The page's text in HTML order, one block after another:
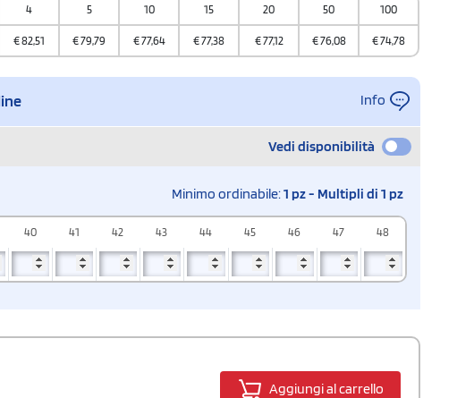
4 5 10 15 20 50 100
€82,51 €79,79 €77,64 €77,38 €77,12 €76,08 €74,78
Info
Vedi disponibilità
Minimo ordinabile:1 pz - Multipli di 1 pz
40 41 42 43 44 45 46 47 48
Aggiungi al carrello